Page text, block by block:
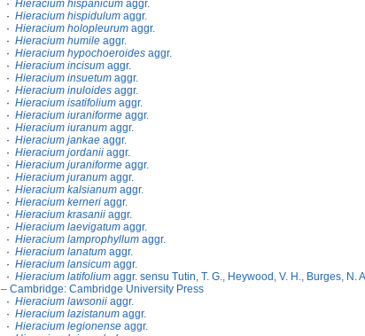
· Hieracium hispanicum aggr.
· Hieracium hispidulum aggr.
· Hieracium holopleurum aggr.
· Hieracium humile aggr.
· Hieracium hypochoeroides aggr.
· Hieracium incisum aggr.
· Hieracium insuetum aggr.
· Hieracium inuloides aggr.
· Hieracium isatifolium aggr.
· Hieracium iuraniforme aggr.
· Hieracium iuranum aggr.
· Hieracium jankae aggr.
· Hieracium jordanii aggr.
· Hieracium juraniforme aggr.
· Hieracium juranum aggr.
· Hieracium kalsianum aggr.
· Hieracium kerneri aggr.
· Hieracium krasanii aggr.
· Hieracium laevigatum aggr.
· Hieracium lamprophyllum aggr.
· Hieracium lanatum aggr.
· Hieracium lansicum aggr.
· Hieracium latifolium aggr. sensu Tutin, T. G., Heywood, V. H., Burges,
– Cambridge: Cambridge University Press
· Hieracium lawsonii aggr.
· Hieracium lazistanum aggr.
· Hieracium legionense aggr.